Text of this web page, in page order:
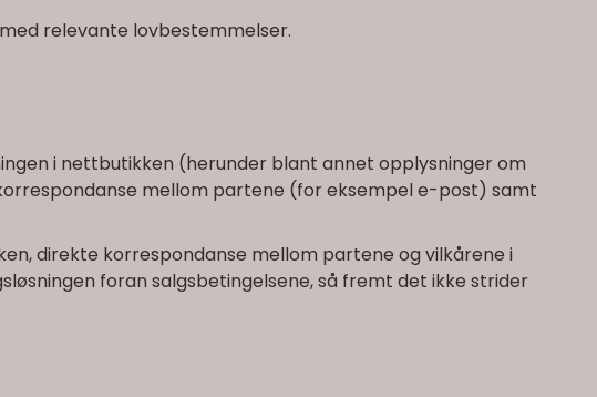
relevante lovbestemmelser.
i nettbutikken (herunder blant annet opplysninger om
mellom partene (for eksempel e-post) samt
direkte korrespondanse mellom partene og vilkårene i
foran salgsbetingelsene, så fremt det ikke strider